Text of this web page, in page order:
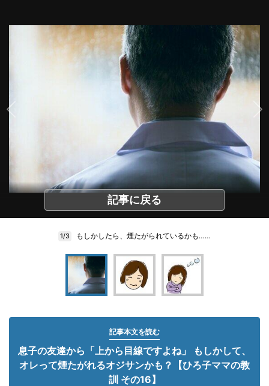
記事に戻る
1/3 もしかしたら、煙たがられているかも……
記事本文を読む
息子の友達から「上から目線ですよね」 もしかして、
オレって煙たがれるオジサンかも？【ひろ子ママの教
訓 その16】